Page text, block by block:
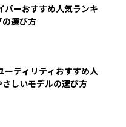
バーおすすめ人気ランキ
選び方
ーティリティおすすめ人
しいモデルの選び方